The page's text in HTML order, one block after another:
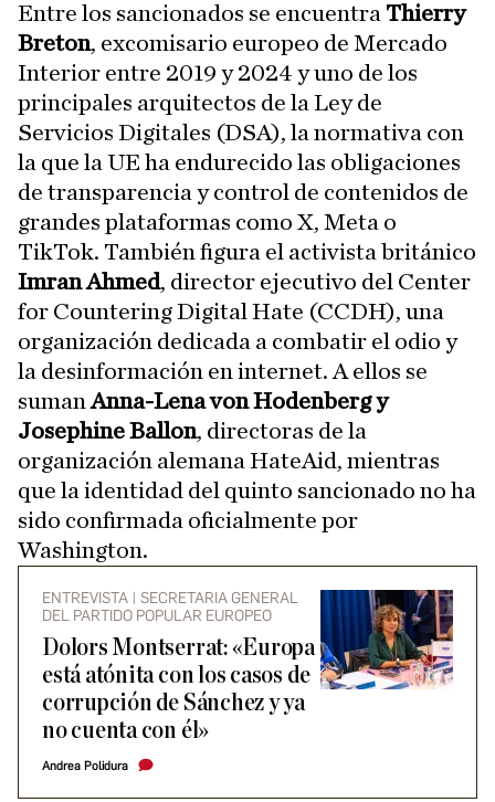
Entre los sancionados se encuentra Thierry
Breton, excomisario europeo de Mercado
Interior entre 2019 y 2024 y uno de los
principales arquitectos de la Ley de
Servicios Digitales (DSA), la normativa con
la que la UE ha endurecido las obligaciones
de transparencia y control de contenidos de
grandes plataformas como X, Meta o
TikTok. También figura el activista británico
Imran Ahmed, director ejecutivo del Center
for Countering Digital Hate (CCDH), una
organización dedicada a combatir el odio y
la desinformación en internet. A ellos se
sumanAnna-Lena von Hodenberg y
Josephine Ballon, directoras de la
organización alemana HateAid, mientras
que la identidad del quinto sancionado no ha
sido confirmada oficialmente por
Washington.
ENTREVISTA | SECRETARIA GENERAL
DEL PARTIDO POPULAR EUROPEO
Dolors Montserrat: «Europa
está atónita con los casos de
corrupción de Sánchez y ya
no cuenta con él»
Andrea Polidura